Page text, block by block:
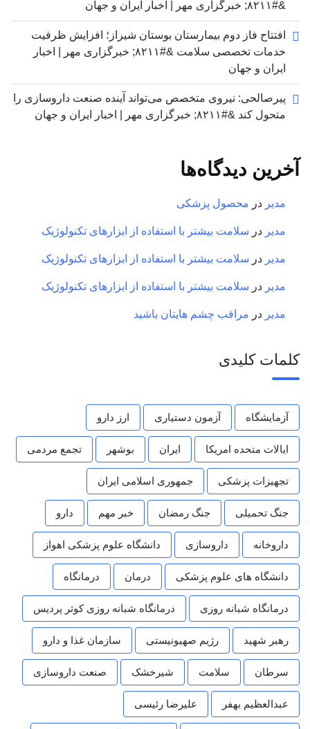
&#۸۲۱۱; خبرگزاری مهر | اخبار ایران و جهان
افتتاح فاز دوم بیمارستان بوستان شیراز؛ افزایش ظرفیت
خدمات تخصصی سلامت &#۸۲۱۱; خبرگزاری مهر | اخبار
ایران و جهان
پیرصالحی: نیروی متخصص می‌تواند آینده صنعت داروسازی را
متحول کند &#۸۲۱۱; خبرگزاری مهر | اخبار ایران و جهان
آخرین دیدگاه‌ها
مدیر در محصول پزشکی
مدیر در سلامت بیشتر با استفاده از ابزارهای تکنولوژیک
مدیر در سلامت بیشتر با استفاده از ابزارهای تکنولوژیک
مدیر در سلامت بیشتر با استفاده از ابزارهای تکنولوژیک
مدیر در مراقب چشم هایتان باشید
کلمات کلیدی
آزمایشگاه آزمون دستیاری ارز دارو
ایالات متحده امریکا ایران بوشهر تجمع مردمی
تجهیزات پزشکی جمهوری اسلامی ایران
جنگ تحمیلی جنگ رمضان خبر مهم دارو
داروخانه داروسازی دانشگاه علوم پزشکی اهواز
دانشگاه های علوم پزشکی درمان درمانگاه
درمانگاه شبانه روزی درمانگاه شبانه روزی کوثر پردیس
رهبر شهید رژیم صهیونیستی سازمان غذا و دارو
سرطان سلامت شیرخشک صنعت داروسازی
عبدالعظیم بهفر علیرضا رئیسی